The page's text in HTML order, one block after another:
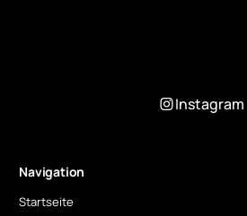
Instagram
Navigation
Startseite